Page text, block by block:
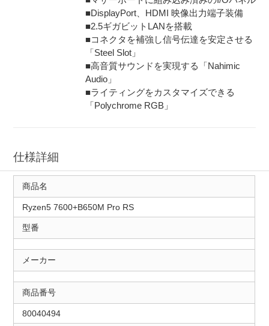
■DisplayPort、HDMI 映像出力端子装備
■2.5ギガビットLANを搭載
■コネクタを補強し信号伝達を安定させる
「Steel Slot」
■高音質サウンドを実現する「Nahimic
Audio」
■ライティングをカスタマイズできる
「Polychrome RGB」
仕様詳細
商品名
Ryzen5 7600+B650M Pro RS
型番
メーカー
商品番号
80040494